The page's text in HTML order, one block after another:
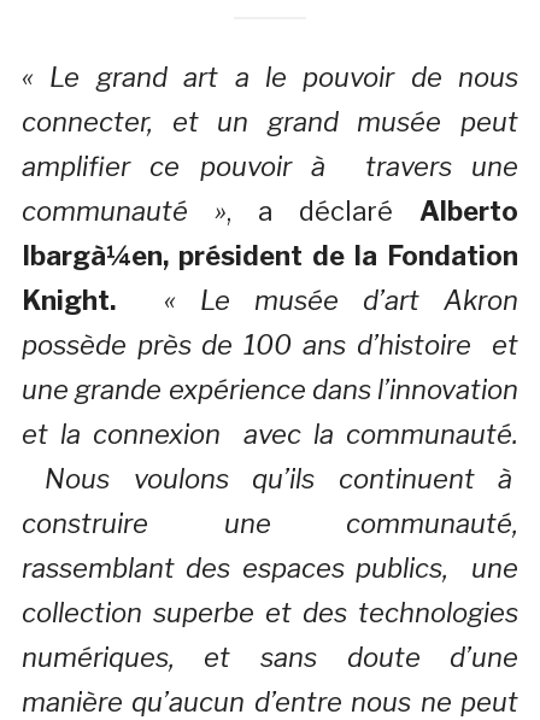
« Le grand art a le pouvoir de nous
connecter, et un grand musée peut
amplifier ce pouvoir à travers une
communauté », a déclaréAlberto
Ibargà¼en, président de la Fondation
Knight.
« Le musée d’art Akron
possède près de 100 ans d’histoire et
une grande expérience dans l’innovation
et la connexion avec la communauté.
Nous voulons qu’ils continuent à
construire une communauté,
rassemblant des espaces publics, une
collection superbe et des technologies
numériques, et sans doute d’une
manière qu’aucun d’entre nous ne peut